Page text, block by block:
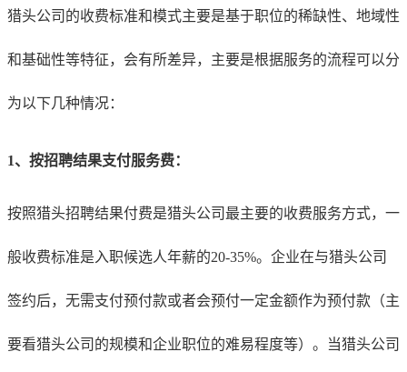
猎头公司的收费标准和模式主要是基于职位的稀缺性、地域性
和基础性等特征，会有所差异，主要是根据服务的流程可以分
为以下几种情况：
1、 按招聘结果支付服务费：
按照猎头招聘结果付费是猎头公司最主要的收费服务方式，一
般收费标准是入职候选人年薪的20-35%。企业在与猎头公司
签约后，无需支付预付款或者会预付一定金额作为预付款（主
要看猎头公司的规模和企业职位的难易程度等）。当猎头公司